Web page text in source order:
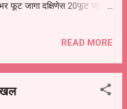
फूट जागा दक्षिणेस 20फूट जागा व
अनेक वर्षी श्रावण महिन्यात
होत असे सदर ठिकाणी इंगळा गिरी
केले आहे. त्यामुळे सदरील
उपविभागीय अधिकारी कार्यालय
READ MORE